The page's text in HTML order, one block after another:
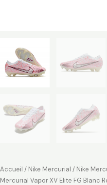
Accueil / Nike Mercurial / Nike
Mercurial Vapor XV Elite FG Blanc